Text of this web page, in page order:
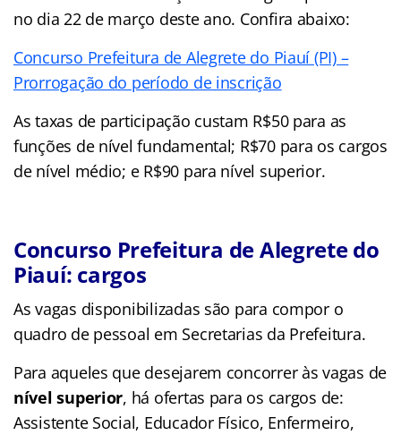
no dia 22 de março deste ano. Confira abaixo:
Concurso Prefeitura de Alegrete do Piauí (PI) –
Prorrogação do período de inscrição
As taxas de participação custam R$50 para as
funções de nível fundamental; R$70 para os cargos
de nível médio; e R$90 para nível superior.
Concurso Prefeitura de Alegrete do
Piauí: cargos
As vagas disponibilizadas são para compor o
quadro de pessoal em Secretarias da Prefeitura.
Para aqueles que desejarem concorrer às vagas de
nível superior, há ofertas para os cargos de:
Assistente Social, Educador Físico, Enfermeiro,